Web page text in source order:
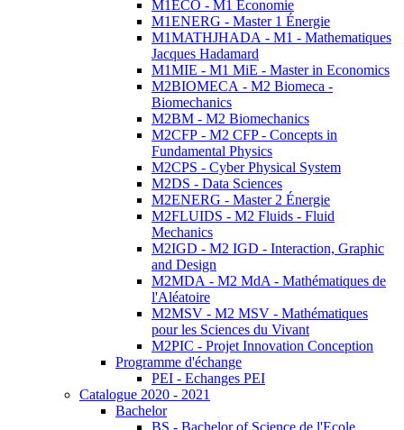
M1ECO - M1 Economie
M1ENERG - Master 1 Énergie
M1MATHJHADA - M1 - Mathematiques
Jacques Hadamard
M1MIE - M1 MiE - Master in Economics
M2BIOMECA - M2 Biomeca -
Biomechanics
M2BM - M2 Biomechanics
M2CFP - M2 CFP - Concepts in
Fundamental Physics
M2CPS - Cyber Physical System
M2DS - Data Sciences
M2ENERG - Master 2 Énergie
M2FLUIDS - M2 Fluids - Fluid
Mechanics
M2IGD - M2 IGD - Interaction, Graphic
and Design
M2MDA - M2 MdA - Mathématiques de
l'Aléatoire
M2MSV - M2 MSV - Mathématiques
pour les Sciences du Vivant
M2PIC - Projet Innovation Conception
Programme d'échange
PEI - Echanges PEI
Catalogue 2020 - 2021
Bachelor
BS - Bachelor of Science de l'Ecole